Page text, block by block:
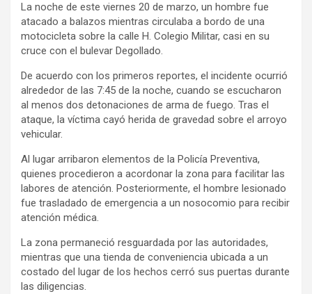
La noche de este viernes 20 de marzo, un hombre fue
atacado a balazos mientras circulaba a bordo de una
motocicleta sobre la calle H. Colegio Militar, casi en su
cruce con el bulevar Degollado.
De acuerdo con los primeros reportes, el incidente ocurrió
alrededor de las 7:45 de la noche, cuando se escucharon
al menos dos detonaciones de arma de fuego. Tras el
ataque, la víctima cayó herida de gravedad sobre el arroyo
vehicular.
Al lugar arribaron elementos de la Policía Preventiva,
quienes procedieron a acordonar la zona para facilitar las
labores de atención. Posteriormente, el hombre lesionado
fue trasladado de emergencia a un nosocomio para recibir
atención médica.
La zona permaneció resguardada por las autoridades,
mientras que una tienda de conveniencia ubicada a un
costado del lugar de los hechos cerró sus puertas durante
las diligencias.